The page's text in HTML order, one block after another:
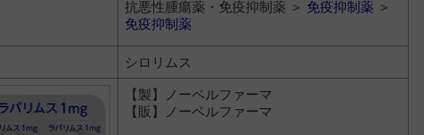
抗悪性腫瘍薬・免疫抑制薬 ＞ 免疫抑制薬 ＞
免疫抑制薬
シロリムス
【製】ノーベルファーマ
【販】ノーベルファーマ